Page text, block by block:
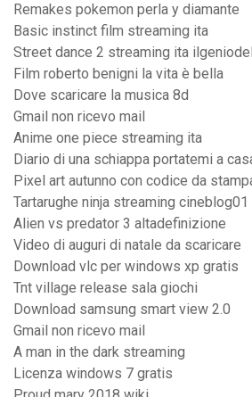
Remakes pokemon perla y diamante
Basic instinct film streaming ita
Street dance 2 streaming ita
Film roberto benigni la vita è bella
Dove scaricare la musica 8d
Gmail non ricevo mail
Anime one piece streaming ita
Diario di una schiappa portatemi a
Pixel art autunno con codice da
Tartarughe ninja streaming cineblog01
Alien vs predator 3 altadefinizione
Video di auguri di natale da scaricare
Download vlc per windows xp gratis
Tnt village release sala giochi
Download samsung smart view 2.0
Gmail non ricevo mail
A man in the dark streaming
Licenza windows 7 gratis